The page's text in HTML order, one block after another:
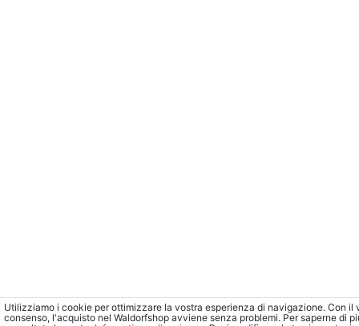
Utilizziamo i cookie per ottimizzare la vostra esperienza di navigazione. Con il
consenso, l'acquisto nel Waldorfshop avviene senza problemi. Per saperne di